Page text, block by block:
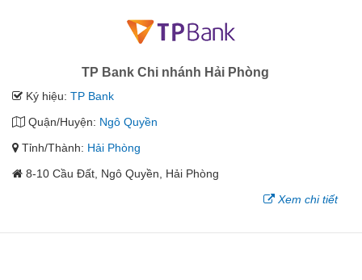
TP Bank Chi nhánh Hải Phòng
Ký hiệu: TP Bank
Quận/Huyện: Ngô Quyền
Tỉnh/Thành: Hải Phòng
8-10 Cầu Đất, Ngô Quyền, Hải Phòng
Xem chi tiết